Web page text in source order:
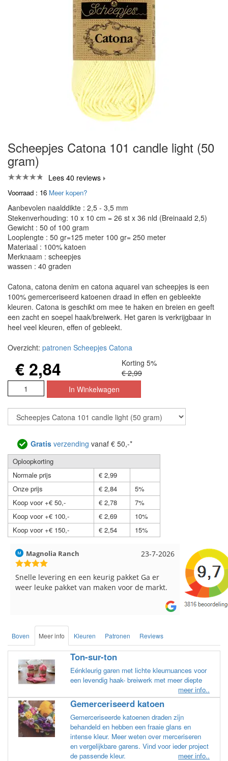
Scheepjes Catona 101 candle light (50
gram)
Lees 40 reviews
Voorraad : 16 Meer kopen?
Aanbevolen naalddikte : 2,5 - 3,5 mm
Stekenverhouding: 10 x 10 cm = 26 st x 36 nld (Breinaald 2,5)
Gewicht : 50 of 100 gram
Looplengte : 50 gr=125 meter 100 gr= 250 meter
Materiaal : 100% katoen
Merknaam : scheepjes
wassen : 40 graden
Catona, catona denim en catona aquarel van scheepjes is een
100% gemerceriseerd katoenen draad in effen en gebleekte
kleuren. Catona is geschikt om mee te haken en breien en geeft
een zacht en soepel haak/breiwerk. Het garen is verkrijgbaar in
heel veel kleuren, effen of gebleekt.
Overzicht: patronen Scheepjes Catona
€ 2,84
Korting 5%
€ 2,99
Gratis verzending vanaf € 50,-*
Oploopkorting
Normale prijs
€ 2,99
Onze prijs
€ 2,84
5%
Koop voor +€ 50,-
€ 2,78
7%
Koop voor +€ 100,-
€ 2,69
10%
Koop voor +€ 150,-
€ 2,54 15%
17-7-2026
Hilde uit Loyers
Reeds meerdere keren breigaren en
breinaalden besteld, altijd heel tevreden over
Loes uit
Snelle
Boven Meer info Kleuren Patronen Reviews
Ton-sur-ton
Eénkleurig garen met lichte kleurnuances voor
een levendig haak- breiwerk met meer diepte
meer info..
Gemerceriseerd katoen
Gemerceriseerde katoenen draden zijn
behandeld en hebben een fraaie glans en
intense kleur. Meer weten over merceriseren
en vergelijkbare garens. Vind voor ieder project
de passende kleur.
meer info..